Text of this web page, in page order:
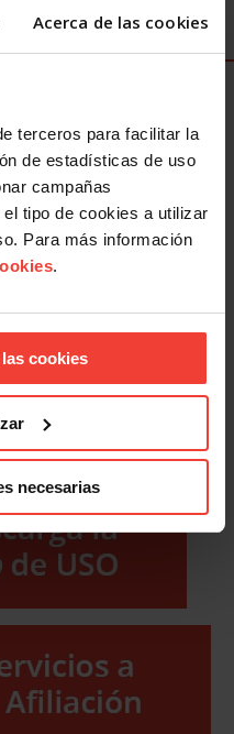
Acerca de las cookies
terceros para facilitar la
de estadísticas de uso
campañas
tipo de cookies a utilizar
Para más información
.
cookies
necesarias